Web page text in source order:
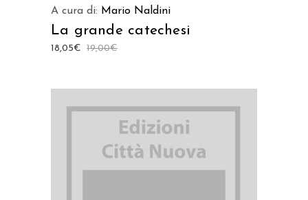
A cura di: Mario Naldini
La grande catechesi
19,00€
18,05€